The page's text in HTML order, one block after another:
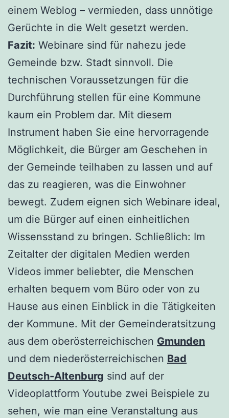
einem Weblog – vermieden, dass unnötige
Gerüchte in die Welt gesetzt werden.
Fazit: Webinare sind für nahezu jede
Gemeinde bzw. Stadt sinnvoll. Die
technischen Voraussetzungen für die
Durchführung stellen für eine Kommune
kaum ein Problem dar. Mit diesem
Instrument haben Sie eine hervorragende
Möglichkeit, die Bürger am Geschehen in
der Gemeinde teilhaben zu lassen und auf
das zu reagieren, was die Einwohner
bewegt. Zudem eignen sich Webinare ideal,
um die Bürger auf einen einheitlichen
Wissensstand zu bringen. Schließlich: Im
Zeitalter der digitalen Medien werden
Videos immer beliebter, die Menschen
erhalten bequem vom Büro oder von zu
Hause aus einen Einblick in die Tätigkeiten
der Kommune. Mit der Gemeinderatsitzung
aus dem oberösterreichischen Gmunden
und dem niederösterreichischen Bad
Deutsch-Altenburg sind auf der
Videoplattform Youtube zwei Beispiele zu
sehen, wie man eine Veranstaltung aus